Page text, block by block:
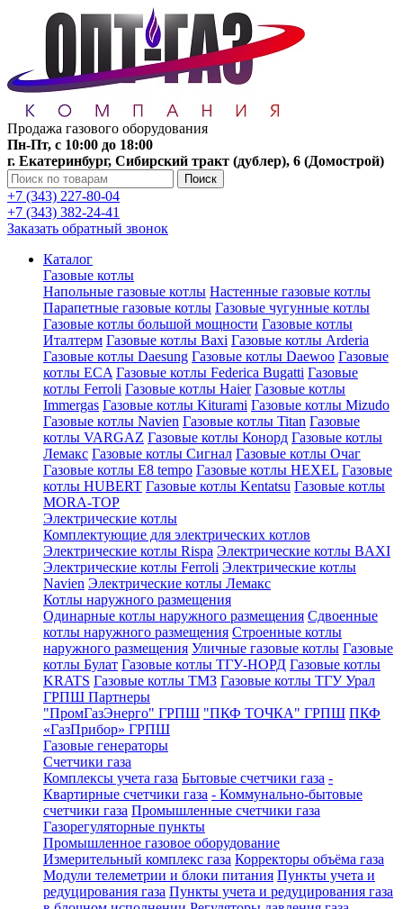
Продажа газового оборудования
Пн-Пт, с 10:00 до 18:00
г. Екатеринбург, Сибирский тракт (дублер), 6 (Домострой)
Поиск
+7 (343) 227-80-04
+7 (343) 382-24-41
Заказать обратный звонок
Каталог
Газовые котлы
Напольные газовые котлы Настенные газовые котлы
Парапетные газовые котлы Газовые чугунные котлы
Газовые котлы большой мощности Газовые котлы
Италтерм Газовые котлы Baxi Газовые котлы Arderia
Газовые котлы Daesung Газовые котлы Daewoo Газовые
котлы ECA Газовые котлы Federica Bugatti Газовые
котлы Ferroli Газовые котлы Haier Газовые котлы
Immergas Газовые котлы Kiturami Газовые котлы Mizudo
Газовые котлы Navien Газовые котлы Titan Газовые
котлы VARGAZ Газовые котлы Конорд Газовые котлы
Лемакс Газовые котлы Сигнал Газовые котлы Очаг
Газовые котлы E8 tempo Газовые котлы HEXEL Газовые
котлы HUBERT Газовые котлы Kentatsu Газовые котлы
MORA-TOP
Электрические котлы
Комплектующие для электрических котлов
Электрические котлы Rispa Электрические котлы BAXI
Электрические котлы Ferroli Электрические котлы
Navien Электрические котлы Лемакс
Котлы наружного размещения
Одинарные котлы наружного размещения Сдвоенные
котлы наружного размещения Строенные котлы
наружного размещения Уличные газовые котлы Газовые
котлы Булат Газовые котлы ТГУ-НОРД Газовые котлы
KRATS Газовые котлы ТМЗ Газовые котлы ТГУ Урал
ГРПШ Партнеры
"ПромГазЭнерго" ГРПШ "ПКФ ТОЧКА" ГРПШ ПКФ
«ГазПрибор» ГРПШ
Газовые генераторы
Счетчики газа
Комплексы учета газа Бытовые счетчики газа -
Квартирные счетчики газа - Коммунально-бытовые
счетчики газа Промышленные счетчики газа
Газорегуляторные пункты
Промышленное газовое оборудование
Измерительный комплекс газа Корректоры объёма газа
Модули телеметрии и блоки питания Пункты учета и
редуцирования газа Пункты учета и редуцирования газа